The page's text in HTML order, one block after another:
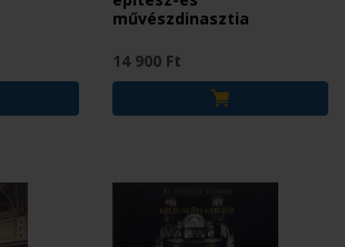
művészdinasztia
14 900 Ft